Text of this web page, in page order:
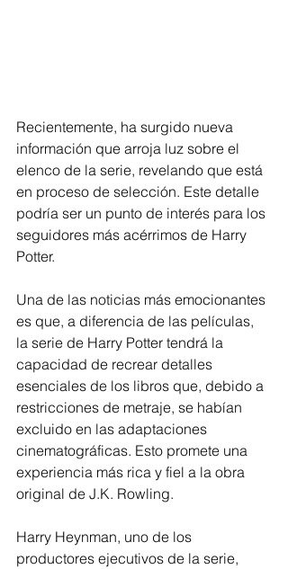
Recientemente, ha surgido nueva
información que arroja luz sobre el
elenco de la serie, revelando que está
en proceso de selección. Este detalle
podría ser un punto de interés para los
seguidores más acérrimos de Harry
Potter.
Una de las noticias más emocionantes
es que, a diferencia de las películas,
la serie de Harry Potter tendrá la
capacidad de recrear detalles
esenciales de los libros que, debido a
restricciones de metraje, se habían
excluido en las adaptaciones
cinematográficas. Esto promete una
experiencia más rica y fiel a la obra
original de J.K. Rowling.
Harry Heynman, uno de los
productores ejecutivos de la serie,